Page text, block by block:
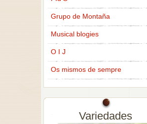
Grupo de Montaña
Musical blogies
O I J
Os mismos de sempre
Variedades